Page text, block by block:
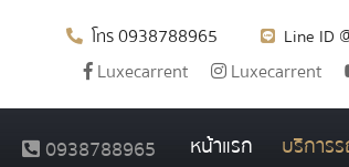
โทร0938788965 Line ID
Luxecarrent Luxecarrent
0938788965 หน้าแรก บริการร